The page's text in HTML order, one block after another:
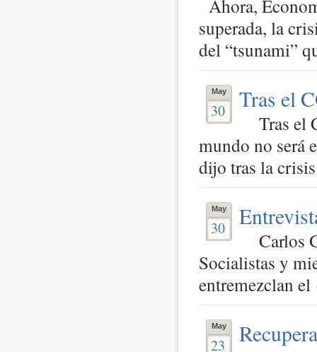
Ahora,
superada, la
del “tsunami”
May
30 Tras el
Tras el
mundo no será
dijo tras la
May
30
Carlos
Socialistas y
entremezclan
May
23